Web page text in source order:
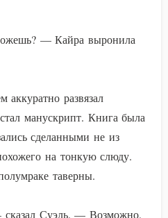
— Кайра выронила
аккуратно развязал
манускрипт. Книга была
сделанными не из
на тонкую слюду.
таверны.
Суэль. — Возможно,